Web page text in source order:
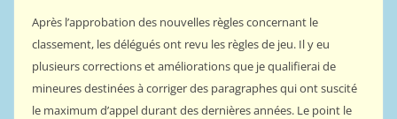
Après l’approbation des nouvelles règles concernant le
classement, les délégués ont revu les règles de jeu. Il y eu
plusieurs corrections et améliorations que je qualifierai de
mineures destinées à corriger des paragraphes qui ont suscité
le maximum d’appel durant des dernières années. Le point le